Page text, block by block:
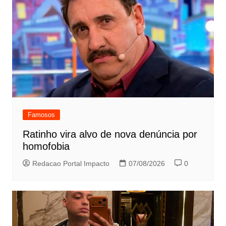
Famosos
Ratinho vira alvo de nova denúncia por
homofobia
Redacao Portal Impacto 07/08/2026 0